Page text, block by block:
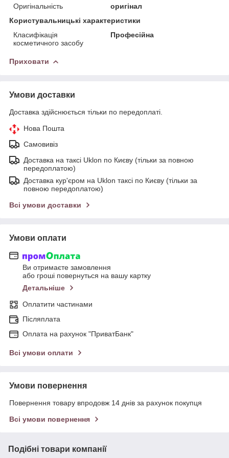
Оригінальність
оригінал
Користувальницькі характеристики
Класифікація
косметичного засобу
Професійна
Приховати
Умови доставки
Доставка здійснюється тільки по передоплаті.
Нова Пошта
Самовивіз
Доставка на таксі Uklon по Києву (тільки за повною
передоплатою)
Доставка кур'єром на Uklon таксі по Києву (тільки за
повною передоплатою)
Всі умови доставки
Умови оплати
Ви отримаєте замовлення
або гроші повернуться на вашу картку
Детальніше
Оплатити частинами
Післяплата
Оплата на рахунок "ПриватБанк"
Всі умови оплати
Умови повернення
Повернення товару впродовж 14 днів за рахунок покупця
Всі умови повернення
Подібні товари компанії